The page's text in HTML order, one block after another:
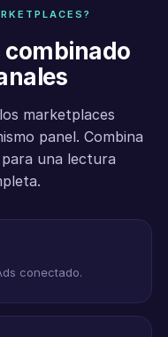
combinado
marketplaces
panel. Combina
una lectura
conectado.